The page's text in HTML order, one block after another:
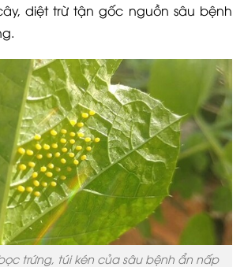
diệt trừ tận gốc nguồn sâu bệnh
trứng, túi kén của sâu bệnh ẩn nấp